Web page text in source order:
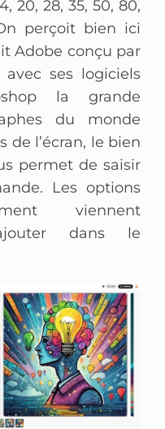
20, 28, 35, 50, 80,
perçoit bien ici
Adobe conçu par
ses logiciels
la grande
du monde
de l’écran, le bien
permet de saisir
Les options
viennent
dans le